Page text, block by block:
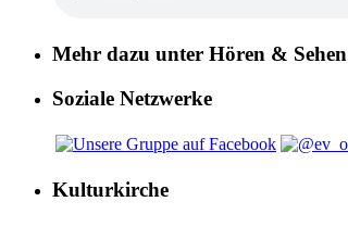
Mehr dazu unter Hören & Sehen
Soziale Netzwerke
Kulturkirche